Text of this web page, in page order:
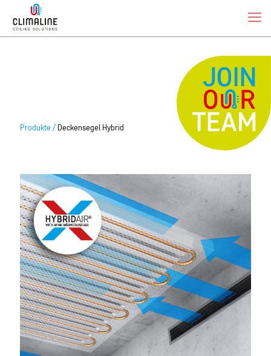
Produkte / Deckensegel Hybrid